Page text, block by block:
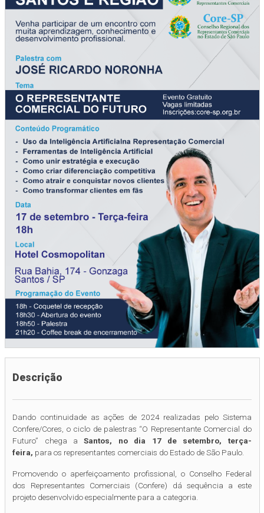
Descrição
Dando continuidade as ações de 2024 realizadas pelo Sistema
Confere/Cores, o ciclo de palestras “O Representante Comercial do
Futuro” chega aSantos, no dia 17 de setembro, terça-
feira, para os representantes comerciais do Estado de São Paulo.
Promovendo o aperfeiçoamento profissional, o Conselho Federal
dos Representantes Comerciais (Confere) dá sequência a este
projeto desenvolvido especialmente para a categoria.